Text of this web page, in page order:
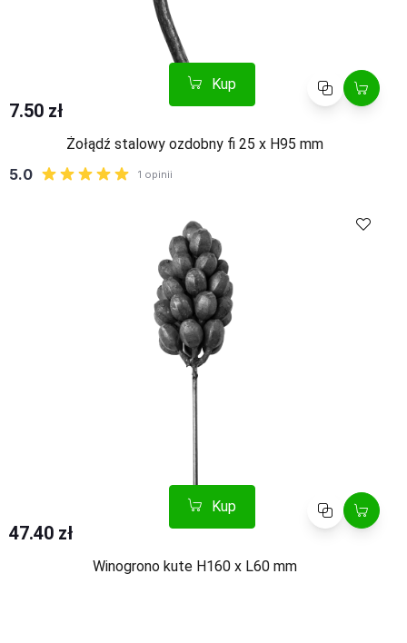
Kup Porównaj
7.50 zł
Żołądź stalowy ozdobny fi 25 x H95 mm
Kup Porównaj
47.40 zł
Winogrono kute H160 x L60 mm